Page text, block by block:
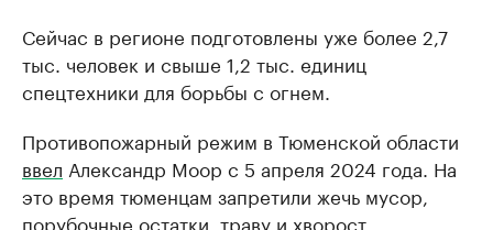
Сейчас в регионе подготовлены уже более 2,7
тыс. человек и свыше 1,2 тыс. единиц
спецтехники для борьбы с огнем.
Противопожарный режим в Тюменской области
ввел Александр Моор с 5 апреля 2024 года. На
это время тюменцам запретили жечь мусор,
порубочные остатки, траву и хворост.